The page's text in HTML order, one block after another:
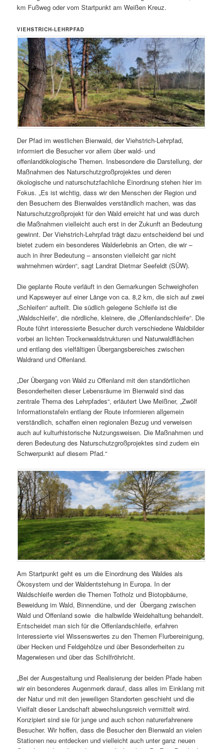
km Fußweg oder vom Startpunkt am Weißen Kreuz.
VIEHSTRICH-LEHRPFAD
Der Pfad im westlichen Bienwald, der Viehstrich-Lehrpfad,
informiert die Besucher vor allem über wald- und
offenlandökologische Themen. Insbesondere die Darstellung, der
Maßnahmen des Naturschutzgroßprojektes und deren
ökologische und naturschutzfachliche Einordnung stehen hier im
Fokus. „Es ist wichtig, dass wir den Menschen der Region und
den Besuchern des Bienwaldes verständlich machen, was das
Naturschutzgroßprojekt für den Wald erreicht hat und was durch
die Maßnahmen vielleicht auch erst in der Zukunft an Bedeutung
gewinnt. Der Viehstrich-Lehrpfad trägt dazu entscheidend bei und
bietet zudem ein besonderes Walderlebnis an Orten, die wir –
auch in ihrer Bedeutung – ansonsten vielleicht gar nicht
wahrnehmen würden“, sagt Landrat Dietmar Seefeldt (SÜW).
Die geplante Route verläuft in den Gemarkungen Schweighofen
und Kapsweyer auf einer Länge von ca. 8,2 km, die sich auf zwei
„Schleifen“ aufteilt. Die südlich gelegene Schleife ist die
„Waldschleife“, die nördliche, kleinere, die „Offenlandschleife“. Die
Route führt interessierte Besucher durch verschiedene Waldbilder
vorbei an lichten Trockenwaldstrukturen und Naturwaldflächen
und entlang des vielfältigen Übergangsbereiches zwischen
Waldrand und Offenland.
„Der Übergang von Wald zu Offenland mit den standörtlichen
Besonderheiten dieser Lebensräume im Bienwald sind das
zentrale Thema des Lehrpfades“, erläutert Uwe Meißner, „Zwölf
Informationstafeln entlang der Route informieren allgemein
verständlich, schaffen einen regionalen Bezug und verweisen
auch auf kulturhistorische Nutzungsweisen. Die Maßnahmen und
deren Bedeutung des Naturschutzgroßprojektes sind zudem ein
Schwerpunkt auf diesem Pfad.“
Am Startpunkt geht es um die Einordnung des Waldes als
Ökosystem und der Waldentstehung in Europa. In der
Waldschleife werden die Themen Totholz und Biotopbäume,
Beweidung im Wald, Binnendüne, und der Übergang zwischen
Wald und Offenland sowie die halbwilde Weidehaltung behandelt.
Entscheidet man sich für die Offenlandschleife, erfahren
Interessierte viel Wissenswertes zu den Themen Flurbereinigung,
über Hecken und Feldgehölze und über Besonderheiten zu
Magerwiesen und über das Schilfröhricht.
„Bei der Ausgestaltung und Realisierung der beiden Pfade haben
wir ein besonderes Augenmerk darauf, dass alles im Einklang mit
der Natur und mit den jeweiligen Standorten geschieht und die
Vielfalt dieser Landschaft abwechslungsreich vermittelt wird.
Konzipiert sind sie für junge und auch schon naturerfahrenere
Besucher. Wir hoffen, dass die Besucher den Bienwald an vielen
Stationen neu entdecken und vielleicht auch unter ganz neuen